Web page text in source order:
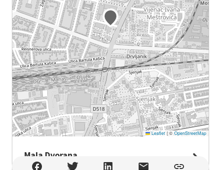
Leaflet |©OpenStreetMap
Mala Dvorana
Mala Dvorana , Osijek